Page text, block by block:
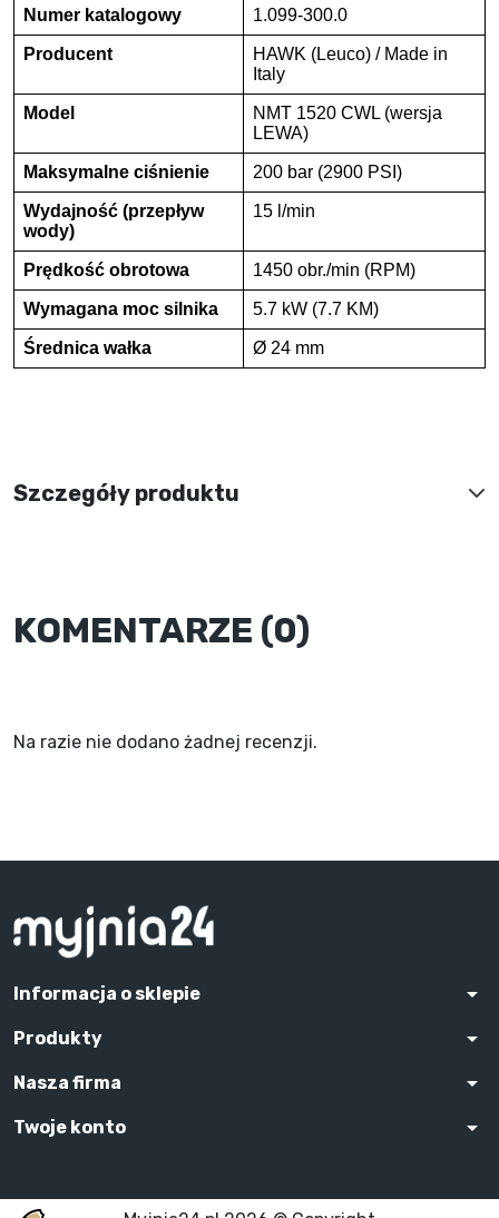
Numer katalogowy 1.099-300.0
Producent
HAWK (Leuco) / Made in
Italy
Model
NMT 1520 CWL (wersja
LEWA)
Maksymalne ciśnienie 200 bar (2900 PSI)
Wydajność (przepływ
wody)
15 l/min
Prędkość obrotowa 1450 obr./min (RPM)
Wymagana moc silnika 5.7 kW (7.7 KM)
Średnica wałka Ø 24 mm
Szczegóły produktu
KOMENTARZE (0)
Na razie nie dodano żadnej recenzji.
Informacja o sklepie arrow_drop_down
Produkty arrow_drop_down
Nasza firma arrow_drop_down
Twoje konto arrow_drop_down